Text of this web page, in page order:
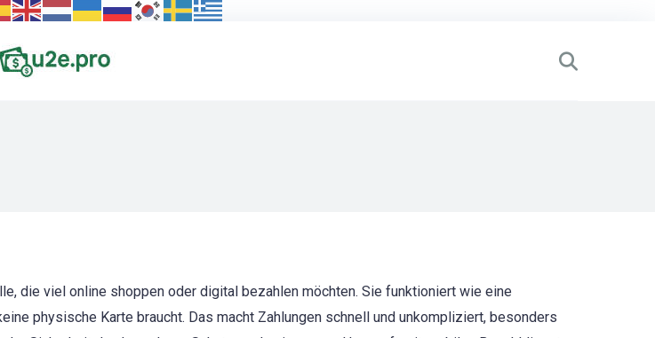
die viel online shoppen oder digital bezahlen möchten. Sie funktioniert wie eine
physische Karte braucht. Das macht Zahlungen schnell und unkompliziert, besonders